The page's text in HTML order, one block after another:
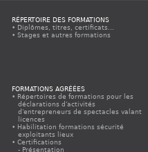
RÉPERTOIRE DES FORMATIONS
Diplômes, titres, certificats...
Stages et autres formations
FORMATIONS AGRÉÉES
Répertoires de formations pour les
déclarations d'activités
d'entrepreneurs de spectacles valant
licences
Habilitation formations sécurité
exploitants lieux
Certifications
Présentation